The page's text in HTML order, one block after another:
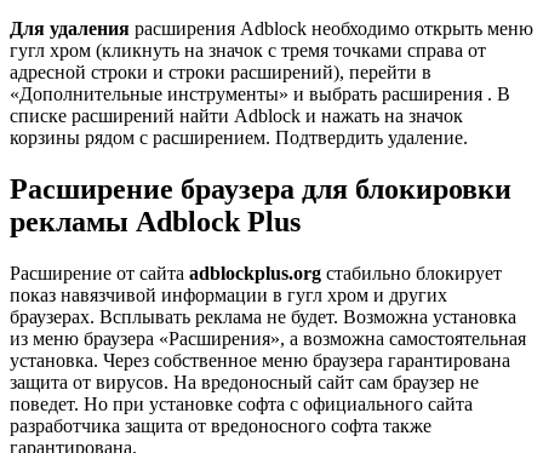
Для удаления расширения Adblock необходимо открыть меню
гугл хром (кликнуть на значок с тремя точками справа от
адресной строки и строки расширений), перейти в
«Дополнительные инструменты» и выбрать расширения . В
списке расширений найти Adblock и нажать на значок
корзины рядом с расширением. Подтвердить удаление.
Расширение браузера для блокировки
рекламы Adblock Plus
Расширение от сайта adblockplus.org стабильно блокирует
показ навязчивой информации в гугл хром и других
браузерах. Всплывать реклама не будет. Возможна установка
из меню браузера «Расширения», а возможна самостоятельная
установка. Через собственное меню браузера гарантирована
защита от вирусов. На вредоносный сайт сам браузер не
поведет. Но при установке софта с официального сайта
разработчика защита от вредоносного софта также
гарантирована.